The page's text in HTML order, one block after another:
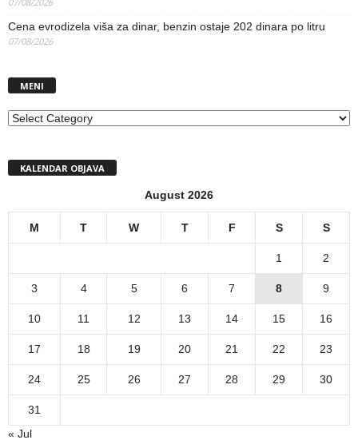
Cena evrodizela viša za dinar, benzin ostaje 202 dinara po litru
07/08/2026
MENI
MENI
KALENDAR OBJAVA
August 2026
M T W T F S S
1 2
3 4 5 6 7 8 9
10 11 12 13 14 15 16
17 18 19 20 21 22 23
24 25 26 27 28 29 30
31
« Jul